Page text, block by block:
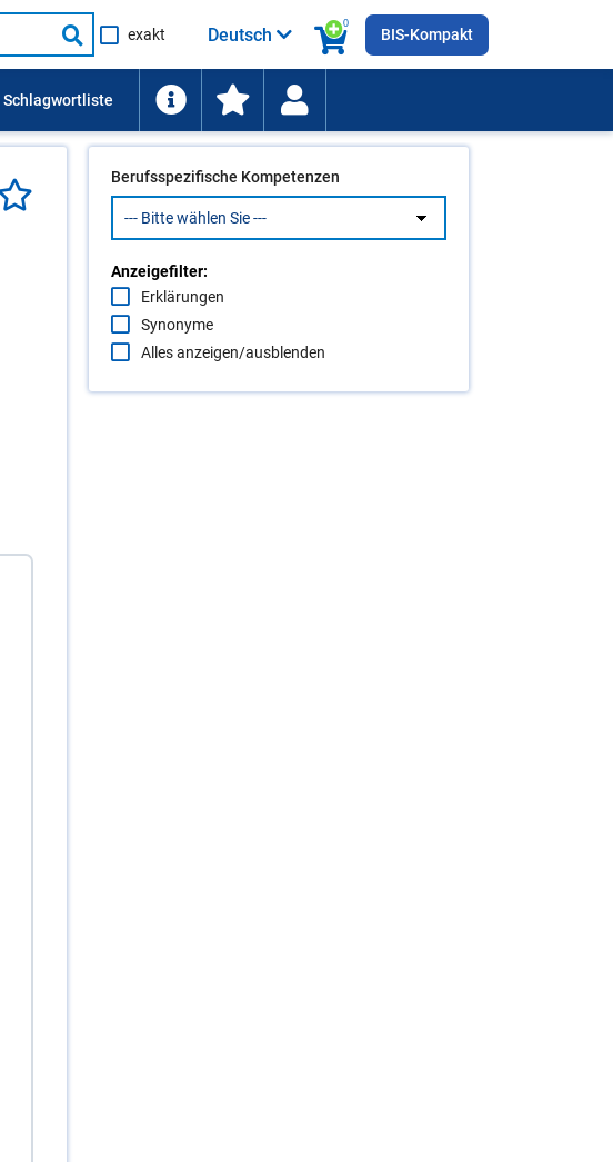
Suche
starten
exakt
0
Deutsch BIS-Kompakt
Berufsspezifische Kompetenzen
Anzeigefilter:
Erklärungen
Synonyme
Alles anzeigen/ausblenden